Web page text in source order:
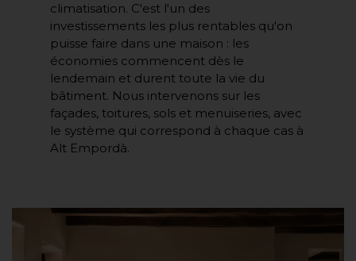
climatisation. C'est l'un des
investissements les plus rentables qu'on
puisse faire dans une maison : les
économies commencent dès le
lendemain et durent toute la vie du
bâtiment. Nous intervenons sur les
façades, toitures, sols et menuiseries, avec
le système qui correspond à chaque cas à
Alt Empordà.